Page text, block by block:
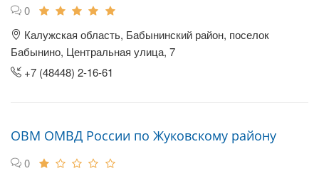
0
Калужская область, Бабынинский район, поселок
Бабынино, Центральная улица, 7
+7 (48448) 2-16-61
ОВМ ОМВД России по Жуковскому району
0